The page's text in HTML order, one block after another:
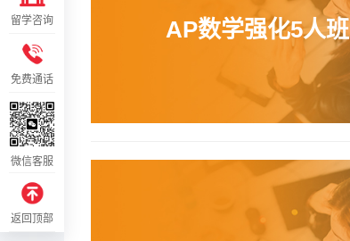
AP数学强化5人班
留学咨询
免费通话
微信客服
返回顶部